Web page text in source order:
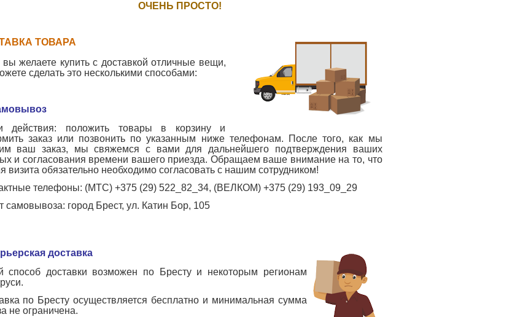
ОЧЕНЬ ПРОСТО!
ТОВАРА
вы желаете купить с доставкой отличные вещи,
сделать это несколькими способами:
действия: положить товары в корзину и
заказ или позвонить по указанным ниже телефонам. После того, как мы
ваш заказ, мы свяжемся с вами для дальнейшего подтверждения ваших
и согласования времени вашего приезда. Обращаем ваше внимание на то, что
визита обязательно необходимо согласовать с нашим сотрудником!
телефоны: (МТС) +375 (29) 522_82_34, (ВЕЛКОМ) +375 (29) 193_09_29
самовывоза: город Брест, ул. Катин Бор, 105
доставка
способ доставки возможен по Бресту и некоторым регионам
по Бресту осуществляется бесплатно и минимальная сумма
не ограничена.